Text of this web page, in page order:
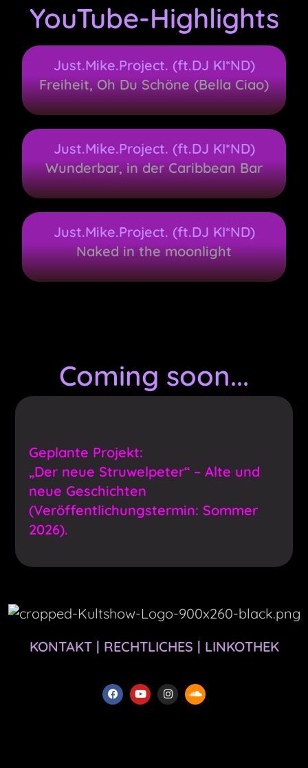
YouTube-Highlights
Just.Mike.Project. (ft.DJ KI*ND)
Freiheit, Oh Du Schöne (Bella Ciao)
Just.Mike.Project. (ft.DJ KI*ND)
Wunderbar, in der Caribbean Bar
Just.Mike.Project. (ft.DJ KI*ND)
Naked in the moonlight
Coming soon...
Geplante Projekt:
„Der neue Struwelpeter“ – Alte und
neue Geschichten
(Veröffentlichungstermin: Sommer
2026).
KONTAKT| RECHTLICHES | LINKOTHEK